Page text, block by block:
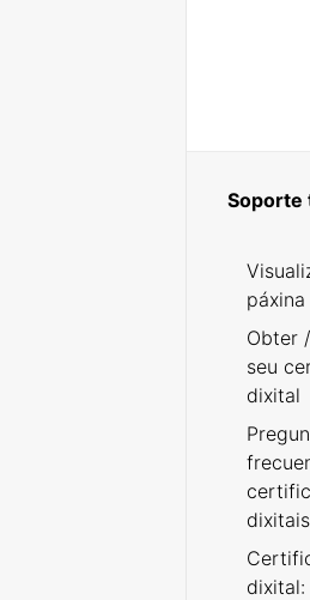
Soporte
páxina
Obter
seu
dixital
dixitais